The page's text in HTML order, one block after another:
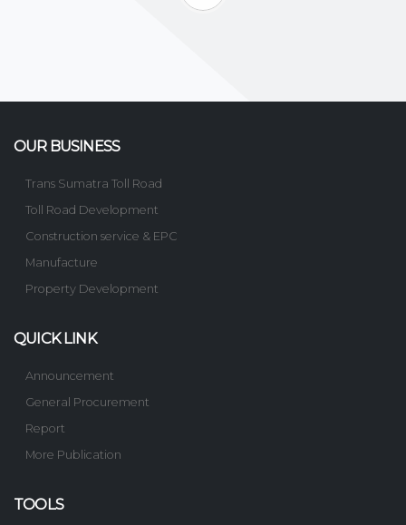
OUR BUSINESS
Trans Sumatra Toll Road
Toll Road Development
Construction service & EPC
Manufacture
Property Development
QUICK LINK
Announcement
General Procurement
Report
More Publication
TOOLS